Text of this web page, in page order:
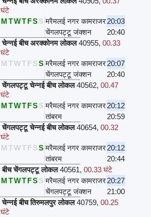
घंटे
MTWTFSS मरैमलई नगर कामराजर20:03
चेंगलपट्टू जंक्शन
20:40
चेन्नई बीच अरक्कोनम लोकल 40955,00.33
घंटे
M TWTFSS मरैमलई नगर कामराजर20:07
चेंगलपट्टू जंक्शन
20:40
चेंगलपट्टू चेन्नई बीच लोकल 40562,00.47
घंटे
MTWTFSS मरैमलई नगर कामराजर20:12
तांबरम
20:59
चेंगलपट्टू चेन्नई बीच लोकल 40654,00.32
घंटे
M TWTFSS मरैमलई नगर कामराजर20:12
तांबरम
20:44
बीच चेंगलपट्टू लोकल 40561,00.33 घंटे
MTWTFSS मरैमलई नगर कामराजर20:27
चेंगलपट्टू जंक्शन
21:00
चेन्नई बीच तिरुमलपुर लोकल 40759,00.25
घंटे